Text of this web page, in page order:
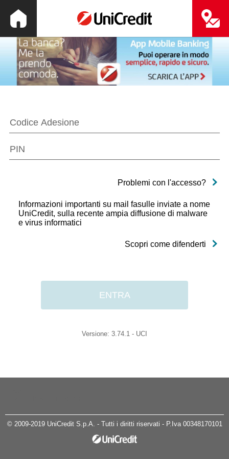
Problemi con l'accesso?
Informazioni importanti su mail fasulle inviate a nome
UniCredit, sulla recente ampia diffusione di malware
e virus informatici
Scopri come difenderti
Versione: 3.74.1 - UCI
© 2009-2019 UniCredit S.p.A. - Tutti i diritti riservati - P.Iva 00348170101